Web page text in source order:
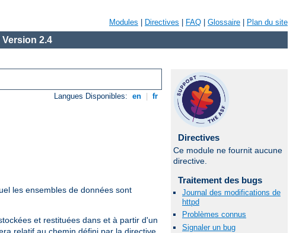
Modules Directives FAQ Glossaire Plan du site
2.4
Langues Disponibles: en fr
les ensembles de données sont
et restituées dans et à partir d'un
Directives
Ce module ne fournit aucune
directive.
Traitement des bugs
Journal des modifications de
httpd
Problèmes connus
Signaler un bug